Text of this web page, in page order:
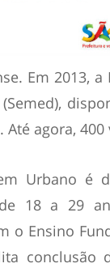
Em 2013,
(Semed),
Até agora,
Urbano é
18 a 29
o Ensino
conclusão